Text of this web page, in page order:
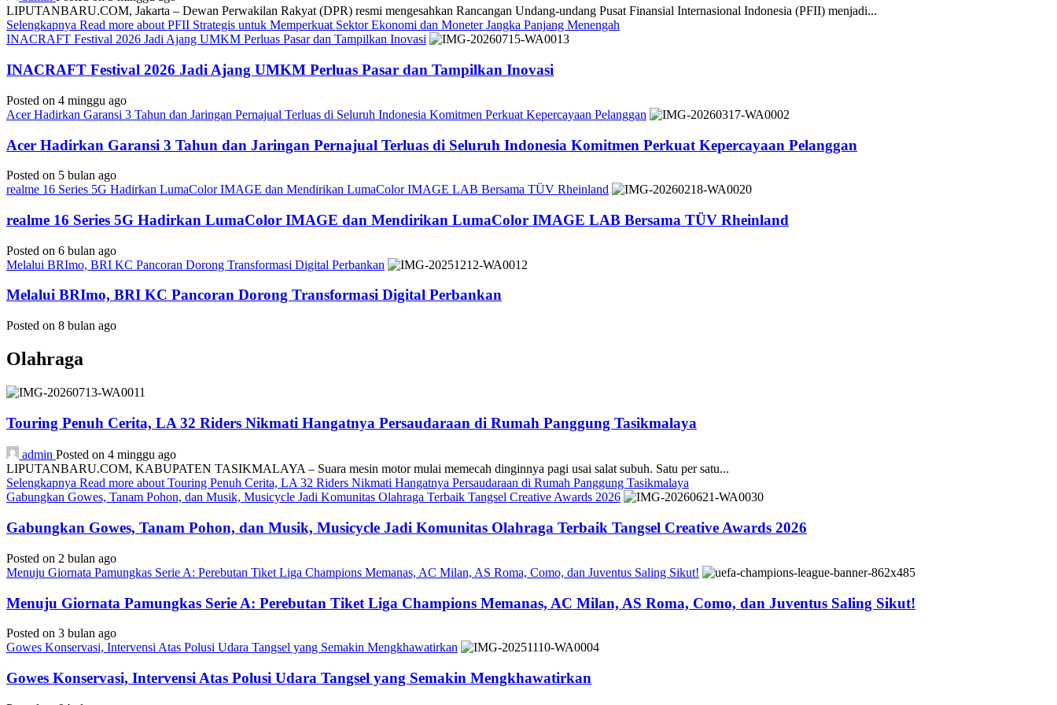
LIPUTANBARU.COM, Jakarta – Dewan Perwakilan Rakyat (DPR) resmi mengesahkan Rancangan Undang-undang Pusat Finansial Internasional Indonesia (PFII) menjadi...
Selengkapnya Read more about PFII Strategis untuk Memperkuat Sektor Ekonomi dan Moneter Jangka Panjang Menengah
INACRAFT Festival 2026 Jadi Ajang UMKM Perluas Pasar dan Tampilkan Inovasi
INACRAFT Festival 2026 Jadi Ajang UMKM Perluas Pasar dan Tampilkan Inovasi
Posted on 4 minggu ago
Acer Hadirkan Garansi 3 Tahun dan Jaringan Pernajual Terluas di Seluruh Indonesia Komitmen Perkuat Kepercayaan Pelanggan
Acer Hadirkan Garansi 3 Tahun dan Jaringan Pernajual Terluas di Seluruh Indonesia Komitmen Perkuat Kepercayaan Pelanggan
Posted on 5 bulan ago
realme 16 Series 5G Hadirkan LumaColor IMAGE dan Mendirikan LumaColor IMAGE LAB Bersama TÜV Rheinland
realme 16 Series 5G Hadirkan LumaColor IMAGE dan Mendirikan LumaColor IMAGE LAB Bersama TÜV Rheinland
Posted on 6 bulan ago
Melalui BRImo, BRI KC Pancoran Dorong Transformasi Digital Perbankan
Melalui BRImo, BRI KC Pancoran Dorong Transformasi Digital Perbankan
Posted on 8 bulan ago
Olahraga
Touring Penuh Cerita, LA 32 Riders Nikmati Hangatnya Persaudaraan di Rumah Panggung Tasikmalaya
admin Posted on 4 minggu ago
LIPUTANBARU.COM, KABUPATEN TASIKMALAYA – Suara mesin motor mulai memecah dinginnya pagi usai salat subuh. Satu per satu...
Selengkapnya Read more about Touring Penuh Cerita, LA 32 Riders Nikmati Hangatnya Persaudaraan di Rumah Panggung Tasikmalaya
Gabungkan Gowes, Tanam Pohon, dan Musik, Musicycle Jadi Komunitas Olahraga Terbaik Tangsel Creative Awards 2026
Gabungkan Gowes, Tanam Pohon, dan Musik, Musicycle Jadi Komunitas Olahraga Terbaik Tangsel Creative Awards 2026
Posted on 2 bulan ago
Menuju Giornata Pamungkas Serie A: Perebutan Tiket Liga Champions Memanas, AC Milan, AS Roma, Como, dan Juventus Saling Sikut!
Menuju Giornata Pamungkas Serie A: Perebutan Tiket Liga Champions Memanas, AC Milan, AS Roma, Como, dan Juventus Saling Sikut!
Posted on 3 bulan ago
Gowes Konservasi, Intervensi Atas Polusi Udara Tangsel yang Semakin Mengkhawatirkan
Gowes Konservasi, Intervensi Atas Polusi Udara Tangsel yang Semakin Mengkhawatirkan